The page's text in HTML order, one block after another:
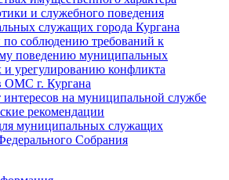
и служебного поведения
служащих города Кургана
соблюдению требований к
поведению муниципальных
урегулированию конфликта
ОМС г. Кургана
на муниципальной службе
рекомендации
муниципальных служащих
Cобрания